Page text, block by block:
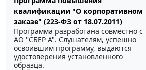
квалификации "О корпоративном
заказе" (223-ФЗ от 18.07.2011)
Программа разработана совместно с
АО ''СБЕР А". Слушателям, успешно
освоившим программу, выдаются
удостоверения установленного
образца.